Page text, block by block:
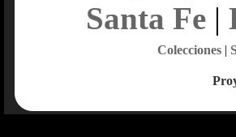
Santa Fe|
Colecciones|